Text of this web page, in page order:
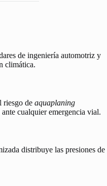
de ingeniería automotriz y
climática.
riesgo de aquaplaning
cualquier emergencia vial.
distribuye las presiones de